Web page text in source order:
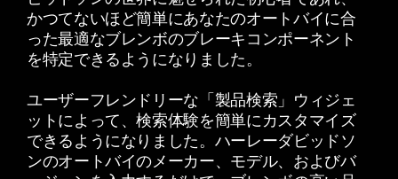
かつてないほど簡単にあなたのオートバイに合
った最適なブレンボのブレーキコンポーネント
を特定できるようになりました。
ユーザーフレンドリーな「製品検索」ウィジェ
ットによって、検索体験を簡単にカスタマイズ
できるようになりました。ハーレーダビッドソ
ンのオートバイのメーカー、モデル、およびバ